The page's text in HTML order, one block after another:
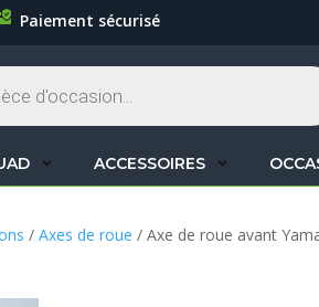
Paiement sécurisé
ACCESSOIRES
/Axes de roue / Axe de roue avant